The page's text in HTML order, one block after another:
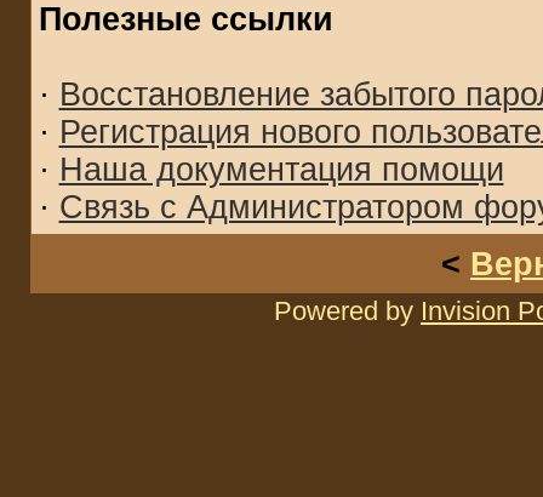
Полезные ссылки
· Восстановление забытого
· Регистрация нового
· Наша документация помощи
· Связь с Администратором
<
Powered by Invision